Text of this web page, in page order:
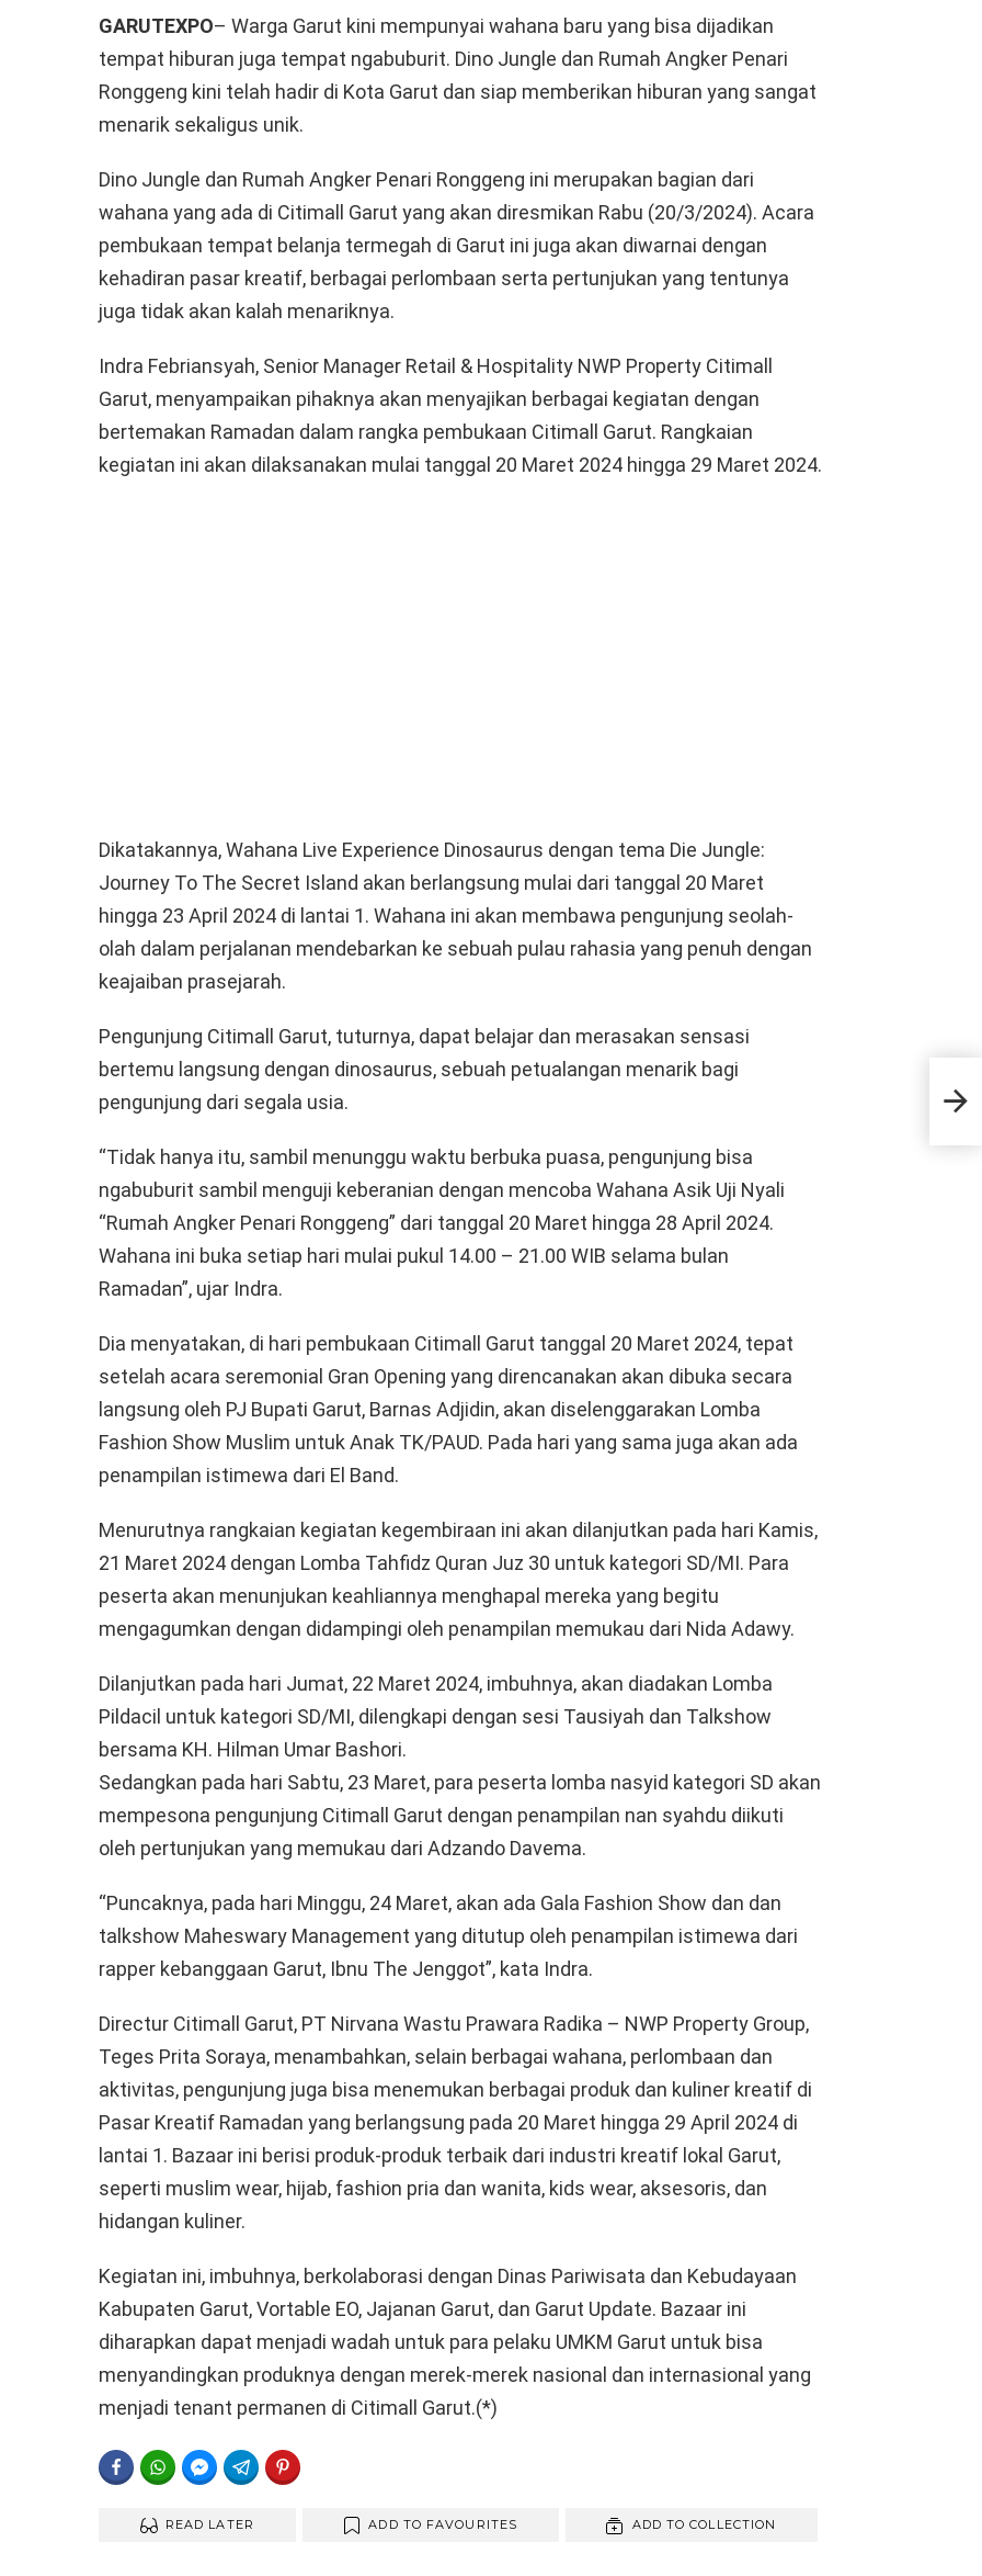
GARUTEXPO– Warga Garut kini mempunyai wahana baru yang bisa dijadikan
tempat hiburan juga tempat ngabuburit. Dino Jungle dan Rumah Angker Penari
Ronggeng kini telah hadir di Kota Garut dan siap memberikan hiburan yang sangat
menarik sekaligus unik.
Dino Jungle dan Rumah Angker Penari Ronggeng ini merupakan bagian dari
wahana yang ada di Citimall Garut yang akan diresmikan Rabu (20/3/2024). Acara
pembukaan tempat belanja termegah di Garut ini juga akan diwarnai dengan
kehadiran pasar kreatif, berbagai perlombaan serta pertunjukan yang tentunya
juga tidak akan kalah menariknya.
Indra Febriansyah, Senior Manager Retail & Hospitality NWP Property Citimall
Garut, menyampaikan pihaknya akan menyajikan berbagai kegiatan dengan
bertemakan Ramadan dalam rangka pembukaan Citimall Garut. Rangkaian
kegiatan ini akan dilaksanakan mulai tanggal 20 Maret 2024 hingga 29 Maret 2024.
Dikatakannya, Wahana Live Experience Dinosaurus dengan tema Die Jungle:
Journey To The Secret Island akan berlangsung mulai dari tanggal 20 Maret
hingga 23 April 2024 di lantai 1. Wahana ini akan membawa pengunjung seolah-
olah dalam perjalanan mendebarkan ke sebuah pulau rahasia yang penuh dengan
keajaiban prasejarah.
Pengunjung Citimall Garut, tuturnya, dapat belajar dan merasakan sensasi
bertemu langsung dengan dinosaurus, sebuah petualangan menarik bagi
pengunjung dari segala usia.
“Tidak hanya itu, sambil menunggu waktu berbuka puasa, pengunjung bisa
ngabuburit sambil menguji keberanian dengan mencoba Wahana Asik Uji Nyali
“Rumah Angker Penari Ronggeng” dari tanggal 20 Maret hingga 28 April 2024.
Wahana ini buka setiap hari mulai pukul 14.00 – 21.00 WIB selama bulan
Ramadan”, ujar Indra.
Dia menyatakan, di hari pembukaan Citimall Garut tanggal 20 Maret 2024, tepat
setelah acara seremonial Gran Opening yang direncanakan akan dibuka secara
langsung oleh PJ Bupati Garut, Barnas Adjidin, akan diselenggarakan Lomba
Fashion Show Muslim untuk Anak TK/PAUD. Pada hari yang sama juga akan ada
penampilan istimewa dari El Band.
Menurutnya rangkaian kegiatan kegembiraan ini akan dilanjutkan pada hari Kamis,
21 Maret 2024 dengan Lomba Tahfidz Quran Juz 30 untuk kategori SD/MI. Para
peserta akan menunjukan keahliannya menghapal mereka yang begitu
mengagumkan dengan didampingi oleh penampilan memukau dari Nida Adawy.
Dilanjutkan pada hari Jumat, 22 Maret 2024, imbuhnya, akan diadakan Lomba
Pildacil untuk kategori SD/MI, dilengkapi dengan sesi Tausiyah dan Talkshow
bersama KH. Hilman Umar Bashori.
Sedangkan pada hari Sabtu, 23 Maret, para peserta lomba nasyid kategori SD akan
mempesona pengunjung Citimall Garut dengan penampilan nan syahdu diikuti
oleh pertunjukan yang memukau dari Adzando Davema.
“Puncaknya, pada hari Minggu, 24 Maret, akan ada Gala Fashion Show dan dan
talkshow Maheswary Management yang ditutup oleh penampilan istimewa dari
rapper kebanggaan Garut, Ibnu The Jenggot”, kata Indra.
Directur Citimall Garut, PT Nirvana Wastu Prawara Radika – NWP Property Group,
Teges Prita Soraya, menambahkan, selain berbagai wahana, perlombaan dan
aktivitas, pengunjung juga bisa menemukan berbagai produk dan kuliner kreatif di
Pasar Kreatif Ramadan yang berlangsung pada 20 Maret hingga 29 April 2024 di
lantai 1. Bazaar ini berisi produk-produk terbaik dari industri kreatif lokal Garut,
seperti muslim wear, hijab, fashion pria dan wanita, kids wear, aksesoris, dan
hidangan kuliner.
Kegiatan ini, imbuhnya, berkolaborasi dengan Dinas Pariwisata dan Kebudayaan
Kabupaten Garut, Vortable EO, Jajanan Garut, dan Garut Update. Bazaar ini
diharapkan dapat menjadi wadah untuk para pelaku UMKM Garut untuk bisa
menyandingkan produknya dengan merek-merek nasional dan internasional yang
menjadi tenant permanen di Citimall Garut.(*)
FACEBOOKWHATSAPPFACEBOOK MESSENGER
TELEGRAM
READ LATER ADD TO FAVOURITES ADD TO COLLECTION